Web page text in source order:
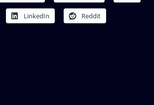
LinkedIn Reddit